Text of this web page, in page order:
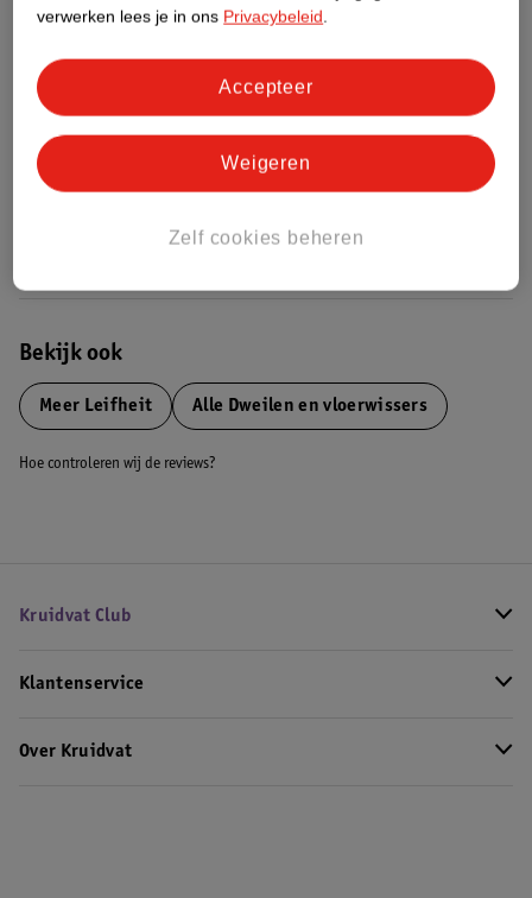
Etiketinformatie
Nature Impact Score
Dit product heeft (nog) geen Nature
Meer informatie
Bekijk ook
Meer Leifheit Alle Dweilen en vloerwissers
Hoe controleren wij de reviews?
Kruidvat Club
Klantenservice
Over Kruidvat
verwerken lees je in ons Privacybeleid.
Zelf cookies beheren
Weigeren
Accepteer